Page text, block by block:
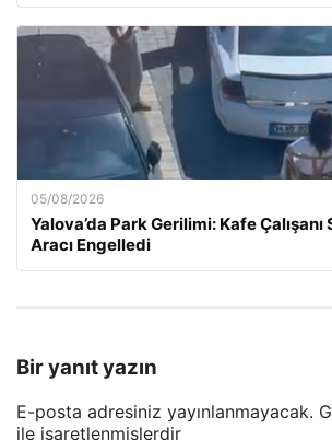
05/08/2026
Yalova’da Park Gerilimi: Kafe
Aracı Engelledi
Bir yanıt yazın
E-posta adresiniz yayınlanmayacak.
ile işaretlenmişlerdir